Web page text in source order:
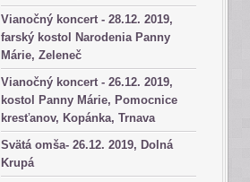
Vianočný koncert - 28.12. 2019,
farský kostol Narodenia Panny
Márie, Zeleneč
Vianočný koncert - 26.12. 2019,
kostol Panny Márie, Pomocnice
kresťanov, Kopánka, Trnava
Svätá omša- 26.12. 2019, Dolná
Krupá